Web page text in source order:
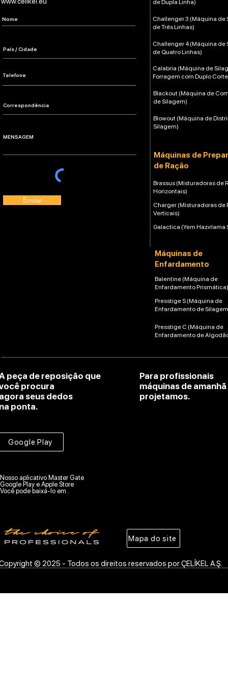
Enviar
de Dupla Linha)
Calabria (Máquina de
Forragem com Duplo
Blackout (Máquina de
de Silagem)
Blowout (Máquina de
Silagem)
Máquinas de
de Ração
Challenger 4 (Máquina de
de Quatro Linhas)
Challenger 3 (Máquina de
de Três Linhas)
Brassus (Misturadoras de
Horizontais)
Charger (Misturadoras de
Verticais)
Galactica (Yem Hazırlama
Máquinas de
Enfardamento
Balentine (Máquina de
Enfardamento Prismática)
Presstige S (Máquina de
Enfardamento de
Presstige C (Máquina de
Enfardamento de
peça de reposição que
procura
seus dedos
ponta.
Para profissionais
máquinas de amanhã
projetamos.
Google Play
Nosso aplicativo Master Gate
Google Play e Apple Store
Você pode baixá-lo em .
Mapa do site
© 2025 - Todos os direitos reservados por ÇELİKEL A.Ş.